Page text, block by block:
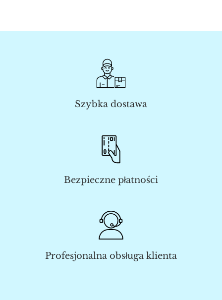
Szybka dostawa
Bezpieczne płatności
Profesjonalna obsługa klienta